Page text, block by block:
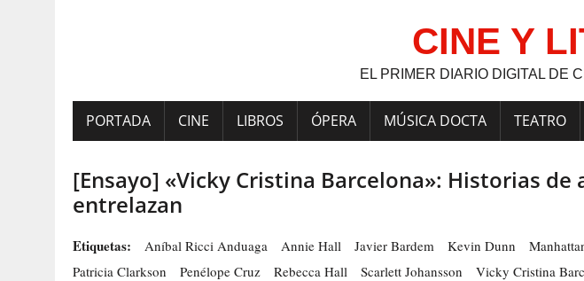
CINE Y
EL PRIMER DIARIO DIGITAL DE
PORTADA CINE LIBROS ÓPERA MÚSICA DOCTA TEATRO
[Ensayo] «Vicky Cristina Barcelona»: Historias de
entrelazan
Etiquetas: Aníbal Ricci Anduaga Annie Hall Javier Bardem Kevin Dunn
Patricia Clarkson
Penélope Cruz Rebecca Hall Scarlett Johansson Vicky Cristina